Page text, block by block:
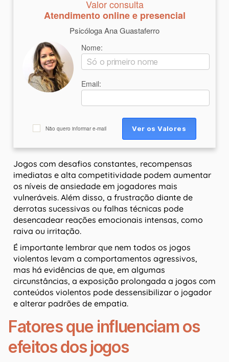
Valor consulta
Atendimento online e presencial
Psicóloga Ana Guastaferro
Nome:
Email:
Não quero informar e-mail
Jogos com desafios constantes, recompensas
imediatas e alta competitividade podem aumentar
os níveis de ansiedade em jogadores mais
vulneráveis. Além disso, a frustração diante de
derrotas sucessivas ou falhas técnicas pode
desencadear reações emocionais intensas, como
raiva ou irritação.
É importante lembrar que nem todos os jogos
violentos levam a comportamentos agressivos,
mas há evidências de que, em algumas
circunstâncias, a exposição prolongada a jogos com
conteúdos violentos pode dessensibilizar o jogador
e alterar padrões de empatia.
Fatores que influenciam os
efeitos dos jogos